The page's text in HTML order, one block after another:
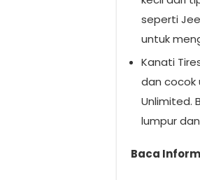
seperti
untuk
Kanati
dan cocok
Unlimited.
lumpur
Baca